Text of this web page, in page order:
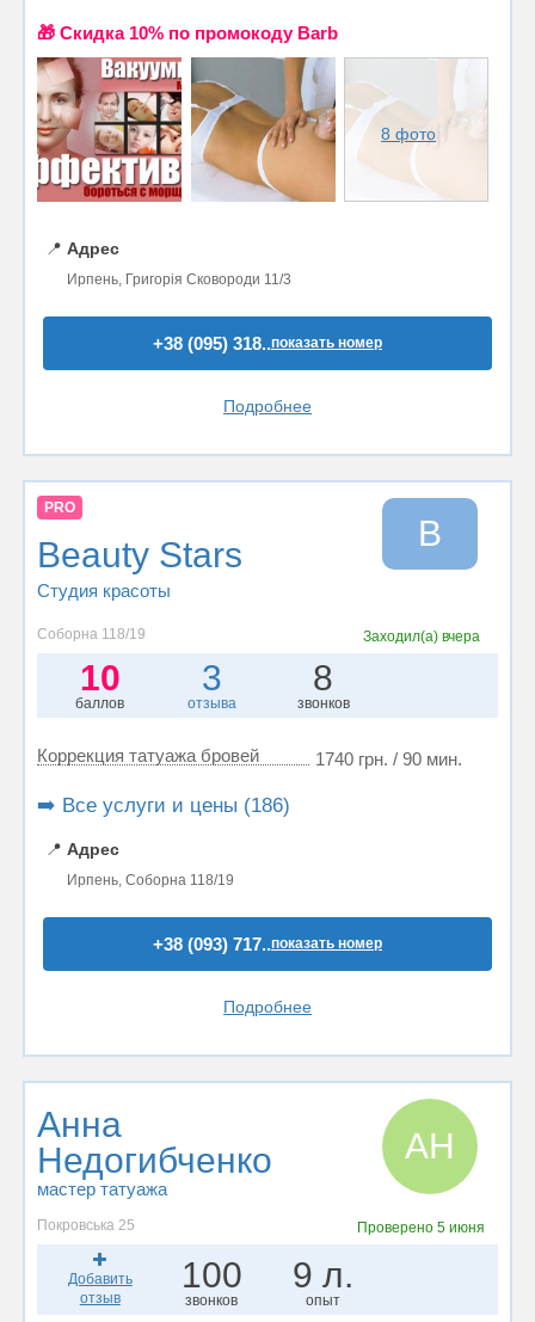
🎁 Cкидка 10% по промокоду Barb
8 фото
📍 Адрес
Ирпень, Григорія Сковороди 11/3
+38 (095) 318..показать номер
Подробнее
PRO
Beauty Stars
Студия красоты
B
Соборна 118/19 Заходил(а) вчера
10
баллов
3
отзыва
8
звонков
Коррекция татуажа бровей 1740 грн. / 90 мин.
➡️ Все услуги и цены (186)
📍 Адрес
Ирпень, Соборна 118/19
+38 (093) 717..показать номер
Подробнее
Анна
Недогибченко
мастер татуажа
АН
Покровська 25 Проверено5 июня
Добавить
отзыв
100
звонков
9 л.
опыт